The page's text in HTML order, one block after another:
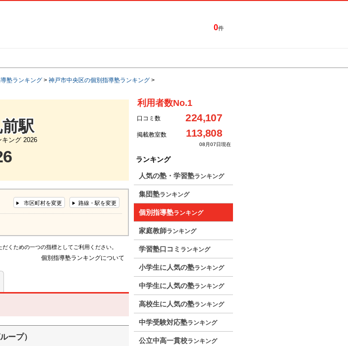
0件
塾ランキング > 神戸市中央区の個別指導塾ランキング >
前駅
市区町村を変更 路線・駅を変更
くための一つの指標としてご利用ください。
個別指導塾ランキングについて
ープ）
利用者数No.1
口コミ数 224,107
掲載教室数 113,808
08月07日現在
ランキング
人気の塾・学習塾ランキング
集団塾ランキング
個別指導塾ランキング
家庭教師ランキング
学習塾口コミ ランキング
小学生に人気の塾ランキング
中学生に人気の塾ランキング
高校生に人気の塾ランキング
中学受験対応塾ランキング
公立中高一貫校ランキング